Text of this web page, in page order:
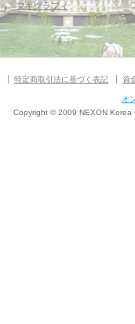
マギグラフィ
特定商取引法に基づく表記 資
オ
Copyright © 2009 NEXON Korea